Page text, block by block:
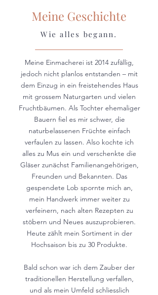
Meine Geschichte
Wie alles begann.
Meine Einmacherei ist 2014 zufällig,
jedoch nicht planlos entstanden – mit
dem Einzug in ein freistehendes Haus
mit grossem Naturgarten und vielen
Fruchtbäumen. Als Tochter ehemaliger
Bauern fiel es mir schwer, die
naturbelassenen Früchte einfach
verfaulen zu lassen. Also kochte ich
alles zu Mus ein und verschenkte die
Gläser zunächst Familienangehörigen,
Freunden und Bekannten. Das
gespendete Lob spornte mich an,
mein Handwerk immer weiter zu
verfeinern, nach alten Rezepten zu
stöbern und Neues auszuprobieren.
Heute zählt mein Sortiment in der
Hochsaison bis zu 30 Produkte.
Bald schon war ich dem Zauber der
traditionellen Herstellung verfallen,
und als mein Umfeld schliesslich